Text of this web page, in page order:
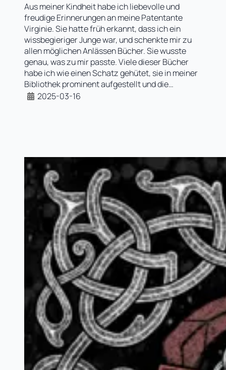
Aus meiner Kindheit habe ich liebevolle und
freudige Erinnerungen an meine Patentante
Virginie. Sie hatte früh erkannt, dass ich ein
wissbegieriger Junge war, und schenkte mir zu
allen möglichen Anlässen Bücher. Sie wusste
genau, was zu mir passte. Viele dieser Bücher
habe ich wie einen Schatz gehütet, sie in meiner
Bibliothek prominent aufgestellt und die…
2025-03-16